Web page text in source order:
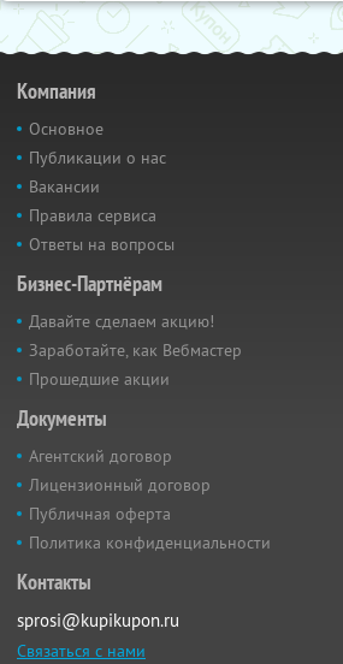
Компания
Основное
Публикации о нас
Вакансии
Правила сервиса
Ответы на вопросы
Бизнес-Партнёрам
Давайте сделаем акцию!
Заработайте, как Вебмастер
Прошедшие акции
Документы
Агентский договор
Лицензионный договор
Публичная оферта
Политика конфиденциальности
Контакты
sprosi@kupikupon.ru
Связаться с нами